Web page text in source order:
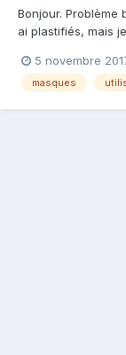
Bonjour. Problème
ai plastifiés, mais
ferait 4 yeux... et
dessinés sur les
5 novembre
masques